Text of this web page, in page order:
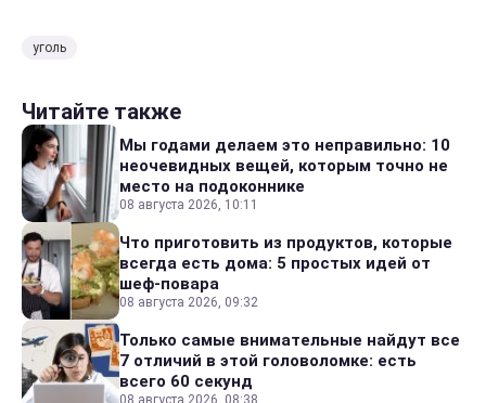
уголь
Читайте также
Мы годами делаем это неправильно: 10
неочевидных вещей, которым точно не
место на подоконнике
08 августа 2026, 10:11
Что приготовить из продуктов, которые
всегда есть дома: 5 простых идей от
шеф-повара
08 августа 2026, 09:32
Только самые внимательные найдут все
7 отличий в этой головоломке: есть
всего 60 секунд
08 августа 2026, 08:38